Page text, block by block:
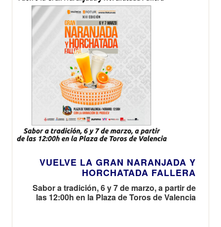
VUELVE LA GRAN NARANJADA Y
HORCHATADA FALLERA
Sabor a tradición, 6 y 7 de marzo, a partir de
las 12:00h en la Plaza de Toros de Valencia